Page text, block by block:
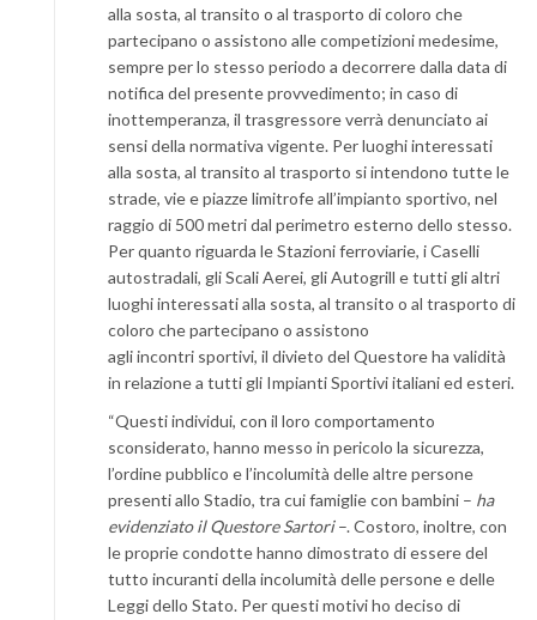
alla sosta, al transito o al trasporto di coloro che
partecipano o assistono alle competizioni medesime,
sempre per lo stesso periodo a decorrere dalla data di
notifica del presente provvedimento; in caso di
inottemperanza, il trasgressore verrà denunciato ai
sensi della normativa vigente. Per luoghi interessati
alla sosta, al transito al trasporto si intendono tutte le
strade, vie e piazze limitrofe all’impianto sportivo, nel
raggio di 500 metri dal perimetro esterno dello stesso.
Per quanto riguarda le Stazioni ferroviarie, i Caselli
autostradali, gli Scali Aerei, gli Autogrill e tutti gli altri
luoghi interessati alla sosta, al transito o al trasporto di
coloro che partecipano o assistono
agli incontri sportivi, il divieto del Questore ha validità
in relazione a tutti gli Impianti Sportivi italiani ed esteri.
“Questi individui, con il loro comportamento
sconsiderato, hanno messo in pericolo la sicurezza,
l’ordine pubblico e l’incolumità delle altre persone
presenti allo Stadio, tra cui famiglie con bambini – ha
evidenziato il Questore Sartori–. Costoro, inoltre, con
le proprie condotte hanno dimostrato di essere del
tutto incuranti della incolumità delle persone e delle
Leggi dello Stato. Per questi motivi ho deciso di